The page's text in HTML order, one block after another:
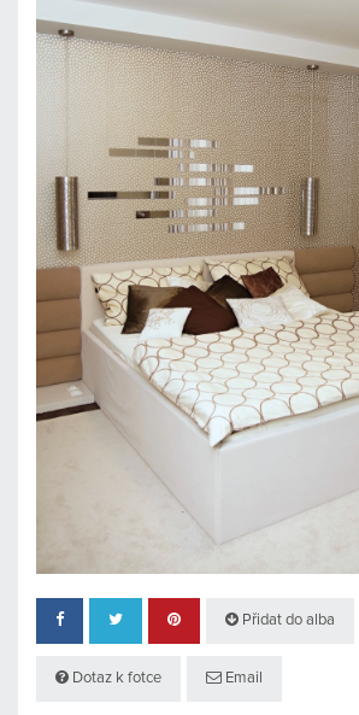
Přidat do alba
Dotaz k fotce Email